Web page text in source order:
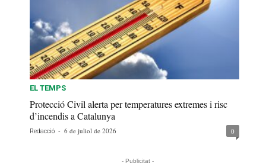
EL TEMPS
Protecció Civil alerta per temperatures extremes i risc
d’incendis a Catalunya
Redacció - 6 de juliol de 2026 0
- Publicitat -